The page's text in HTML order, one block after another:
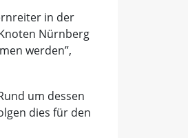
in der
Nürnberg
werden”,
um dessen
dies für den